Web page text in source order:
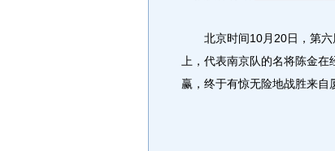
北京时间10月20日，第六
上，代表南京队的名将陈金
赢，终于有惊无险地战胜来自